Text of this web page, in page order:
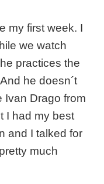
my first week. I
we watch
practices the
he doesn´t
Ivan Drago from
I had my best
and I talked for
much